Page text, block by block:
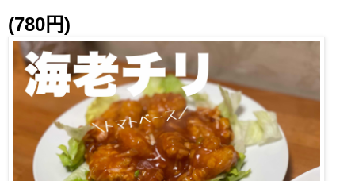
(780円)